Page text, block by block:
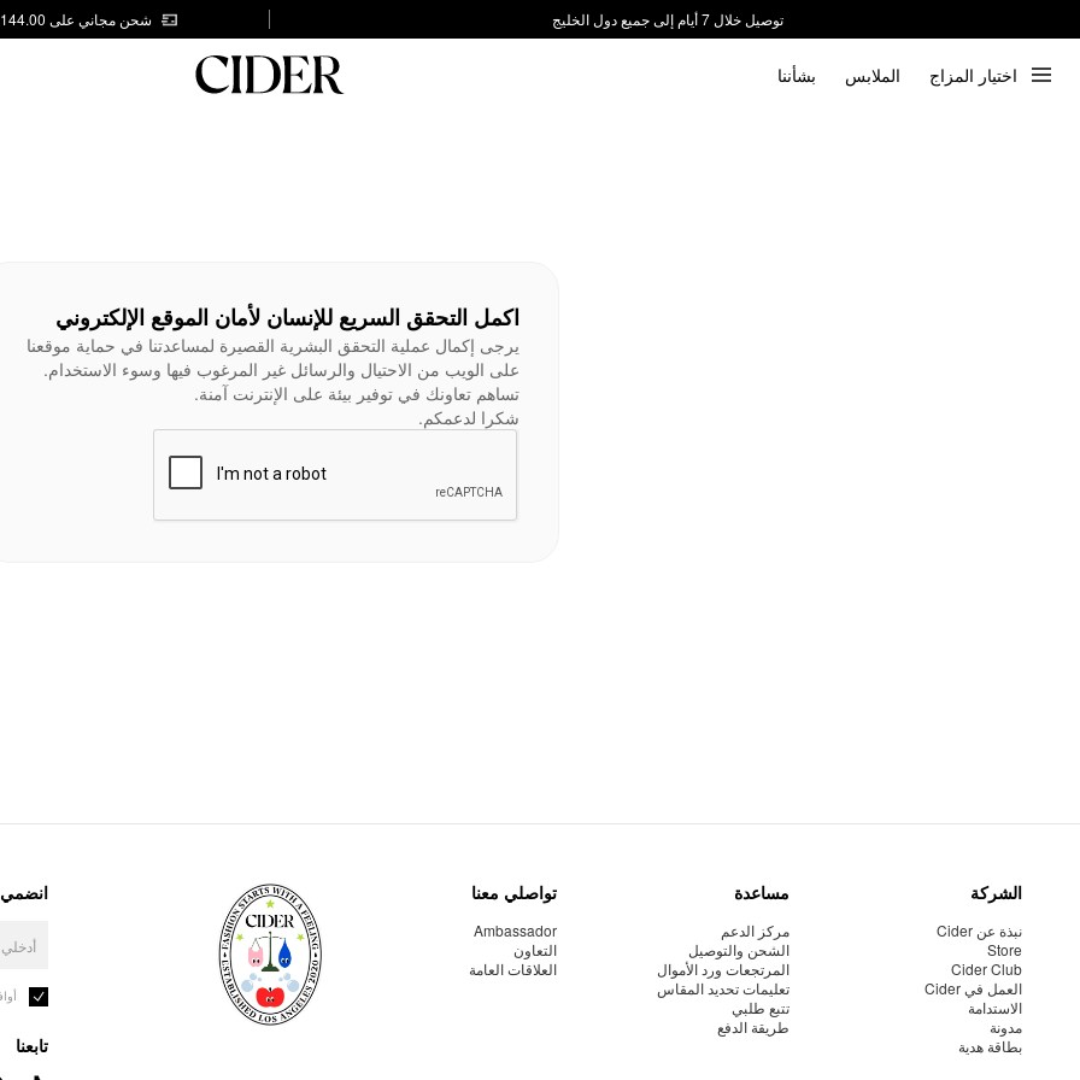
توصيل خلال 7 أيام إلى جميع دول الخليج
شحن مجاني على AED 144.00
اختيار المزاج الملابس بشأننا
اكمل التحقق السريع للإنسان لأمان الموقع الإلكتروني
يرجى إكمال عملية التحقق البشرية القصيرة لمساعدتنا في حماية موقعنا
على الويب من الاحتيال والرسائل غير المرغوب فيها وسوء الاستخدام.
تساهم تعاونك في توفير بيئة على الإنترنت آمنة.
شكرا لدعمكم.
الشركة
نبذة عن Cider
Store
Cider Club
العمل في Cider
الاستدامة
مدونة
بطاقة هدية
مساعدة
مركز الدعم
الشحن والتوصيل
المرتجعات ورد الأموال
تعليمات تحديد المقاس
تتبع طلبي
طريقة الدفع
تواصلي معنا
Ambassador
التعاون
العلاقات العامة
انضمي
تابعنا